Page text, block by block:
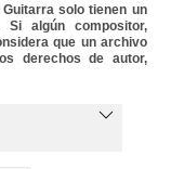
solo tienen un
algún compositor,
que un archivo
derechos de autor,